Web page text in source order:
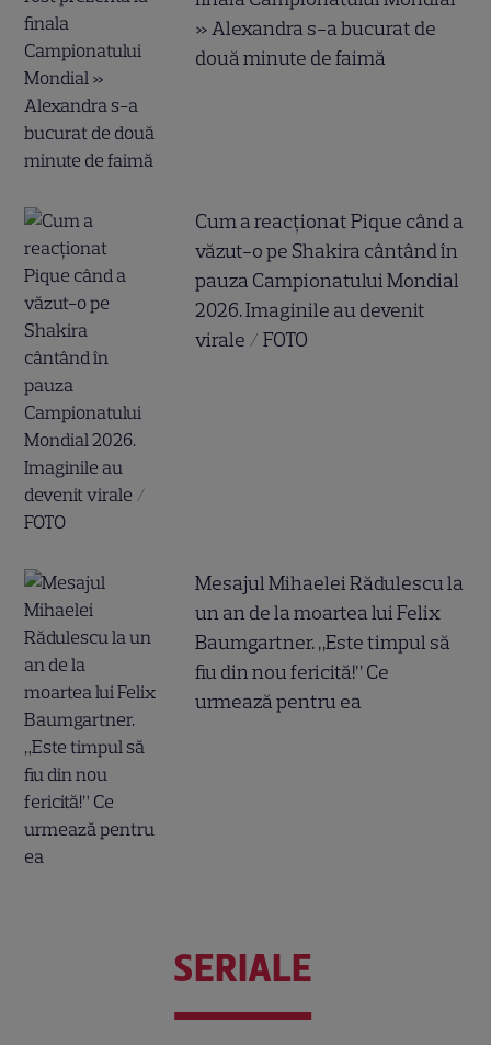
» Alexandra s-a bucurat de
două minute de faimă
Cum a reacționat Pique când a
văzut-o pe Shakira cântând în
pauza Campionatului Mondial
2026. Imaginile au devenit
virale / FOTO
Mesajul Mihaelei Rădulescu la
un an de la moartea lui Felix
Baumgartner. „Este timpul să
fiu din nou fericită!” Ce
urmează pentru ea
SERIALE